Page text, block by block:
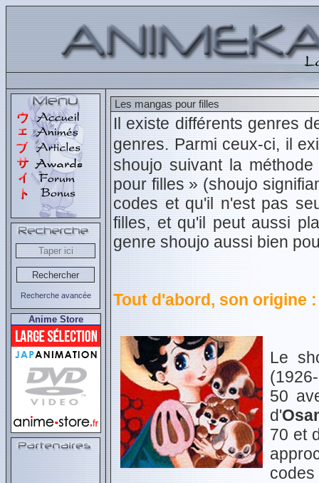
Recherche avancée
Anime Store
Les mangas pour filles
Il existe différents genres
genres. Parmi ceux-ci, il
shoujo suivant la
pour filles » (shoujo
codes et qu'il n'est pas
filles, et qu'il peut aussi
genre shoujo aussi bien
Tout d'abord, son origine :
Le
50
d'
70 et
codes